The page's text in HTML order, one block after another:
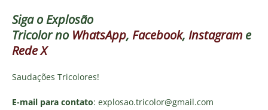
Siga oExplosão
Tricolorno WhatsApp, Facebook, Instagram e
Rede X
Saudações Tricolores!
E-mail para contato: explosao.tricolor@gmail.com